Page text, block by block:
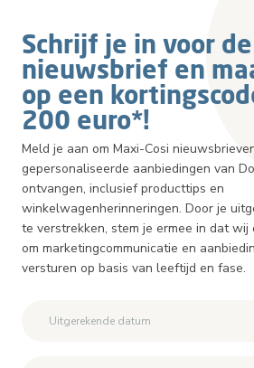
Schrijf je in voor de
nieuwsbrief en
op een
200 euro*!
Meld je aan om Maxi-Cosi
gepersonaliseerde aanbiedingen van
ontvangen, inclusief producttips en
winkelwagenherinneringen. Door je
te verstrekken, stem je ermee in dat wij
om marketingcommunicatie en
versturen op basis van leeftijd en fase.